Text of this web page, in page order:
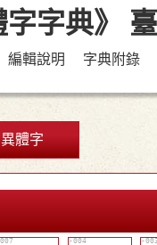
編輯說明 字典附錄
異體字